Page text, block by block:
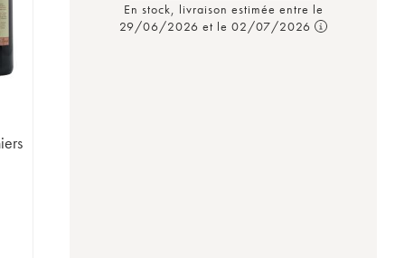
En stock, livraison estimée entre le
29/06/2026 et le 02/07/2026